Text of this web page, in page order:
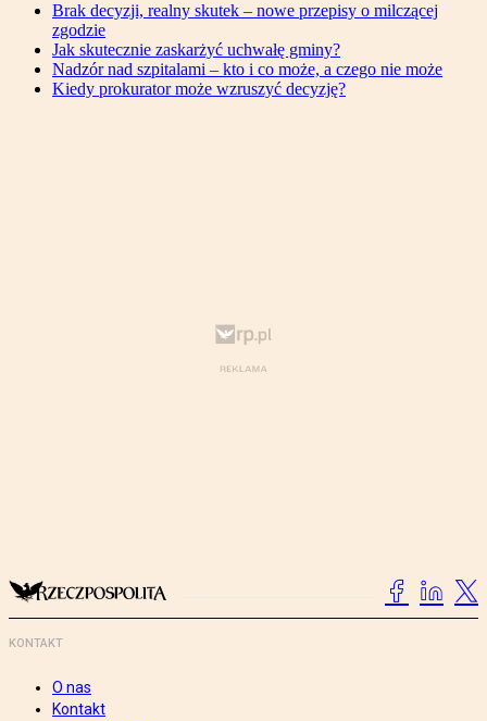
Brak decyzji, realny skutek – nowe przepisy o milczącej
zgodzie
Jak skutecznie zaskarżyć uchwałę gminy?
Nadzór nad szpitalami – kto i co może, a czego nie może
Kiedy prokurator może wzruszyć decyzję?
KONTAKT
O nas
Kontakt